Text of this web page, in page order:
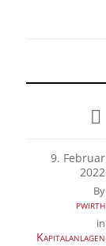
9. Februar
2022
By
pwirth
in
Kapitalanlagen